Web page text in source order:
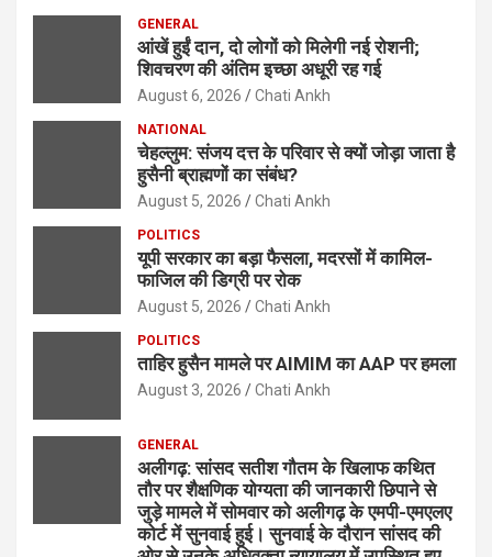
GENERAL
आंखें हुईं दान, दो लोगों को मिलेगी नई रोशनी;
शिवचरण की अंतिम इच्छा अधूरी रह गई
August 6, 2026 Chati Ankh
NATIONAL
चेहल्लुम: संजय दत्त के परिवार से क्यों जोड़ा जाता है
हुसैनी ब्राह्मणों का संबंध?
August 5, 2026 Chati Ankh
POLITICS
यूपी सरकार का बड़ा फैसला, मदरसों में कामिल-
फाजिल की डिग्री पर रोक
August 5, 2026 Chati Ankh
POLITICS
ताहिर हुसैन मामले पर AIMIM का AAP पर हमला
August 3, 2026 Chati Ankh
GENERAL
अलीगढ़: सांसद सतीश गौतम के खिलाफ कथित
तौर पर शैक्षणिक योग्यता की जानकारी छिपाने से
जुड़े मामले में सोमवार को अलीगढ़ के एमपी-एमएलए
कोर्ट में सुनवाई हुई। सुनवाई के दौरान सांसद की